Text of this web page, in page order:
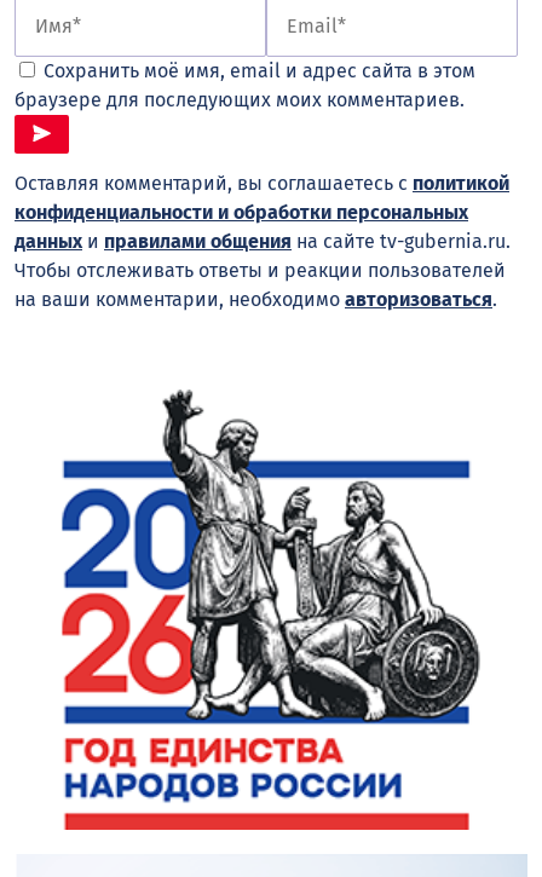
Сохранить моё имя, email и адрес сайта в этом
браузере для последующих моих комментариев.
Оставляя комментарий, вы соглашаетесь с политикой
конфиденциальности и обработки персональных
данных и правилами общения на сайте tv-gubernia.ru.
Чтобы отслеживать ответы и реакции пользователей
на ваши комментарии, необходимо авторизоваться.